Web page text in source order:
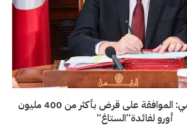
صدر بالرائد الرسمي: الموافقة على قرض بأكثر من 400 مليون
أورو لفائدة”الستاغ”